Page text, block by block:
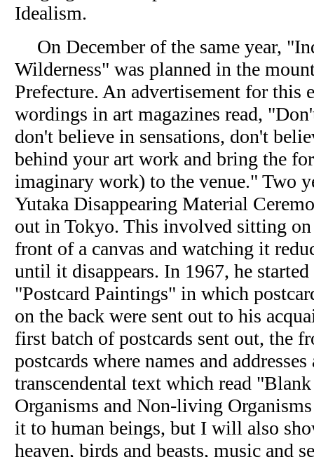
Idealism.
On December of the same year,
Wilderness" was planned in the
Prefecture. An advertisement for this
wordings in art magazines read,
don't believe in sensations, don't
behind your art work and bring the
imaginary work) to the venue." Two
Yutaka Disappearing Material
out in Tokyo. This involved sitting
front of a canvas and watching it
until it disappears. In 1967, he started
"Postcard Paintings" in which
on the back were sent out to his
first batch of postcards sent out, the
postcards where names and
transcendental text which read
Organisms and Non-living
it to human beings, but I will also
heaven, birds and beasts, music and